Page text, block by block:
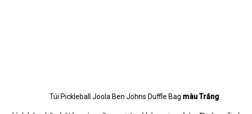
Túi Pickleball Joola Ben Johns Duffle Bag màu Trắng